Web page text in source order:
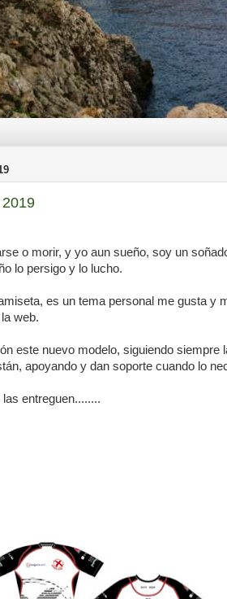
o morir, y yo aun sueño, soy un
lo persigo y lo lucho.
es un tema personal me gusta y
web.
este nuevo modelo, siguiendo siempre
apoyando y dan soporte cuando lo
entreguen........